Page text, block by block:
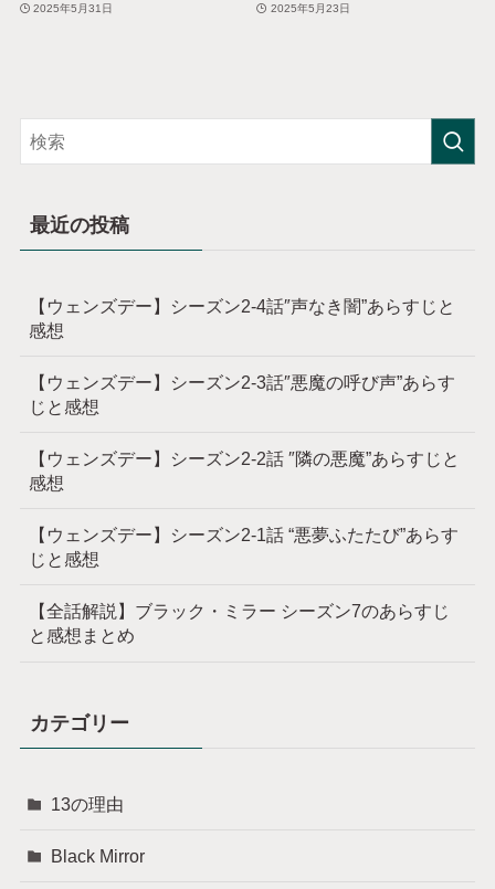
2025年5月31日 2025年5月23日
最近の投稿
【ウェンズデー】シーズン2-4話″声なき闇”あらすじと
感想
【ウェンズデー】シーズン2-3話″悪魔の呼び声”あらす
じと感想
【ウェンズデー】シーズン2-2話 ″隣の悪魔”あらすじと
感想
【ウェンズデー】シーズン2-1話 “悪夢ふたたび”あらす
じと感想
【全話解説】ブラック・ミラー シーズン7のあらすじ
と感想まとめ
カテゴリー
13の理由
Black Mirror